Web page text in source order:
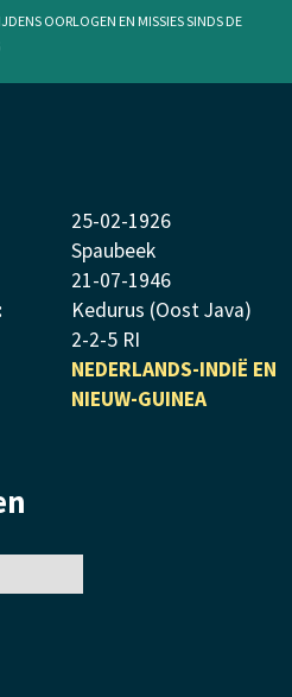
oorlogen en missies sinds de
25-02-1926
Spaubeek
21-07-1946
Kedurus (Oost Java)
2-2-5 RI
NEDERLANDS-INDIË EN
NIEUW-GUINEA